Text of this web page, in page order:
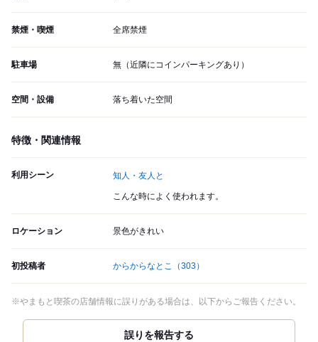
禁煙・喫煙 全席禁煙
駐車場 無（近隣にコインパーキングあり）
空間・設備 落ち着いた空間
特徴・関連情報
利用シーン 知人・友人と
こんな時によく使われます。
ロケーション 景色がきれい
初投稿者 からからなとこ （303）
※やまもと喫茶の店舗情報に誤りがある場合は、以下からご報告ください。
誤りを報告する